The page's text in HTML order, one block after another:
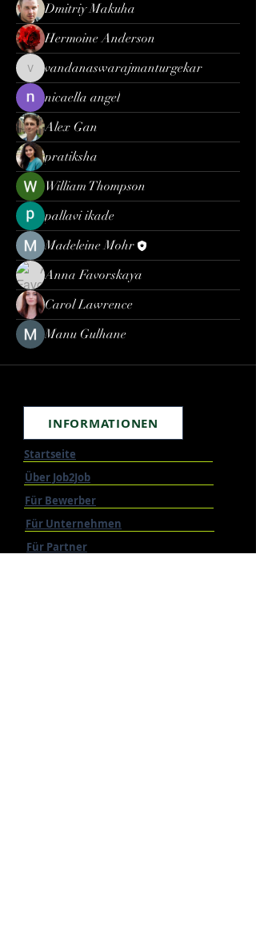
Dmitriy Makuha
Hermoine Anderson
vandanaswarajmanturgekar
vandanaswarajmanturgekar
nicaella angel
Alex Gan
pratiksha
William Thompson
pallavi ikade
Madeleine Mohr
Anna Favorskaya
Carol Lawrence
Manu Gulhane
INFORMATIONEN
Startseite
Über Job2Job
Für Bewerber
Für Unternehmen
Für Partner